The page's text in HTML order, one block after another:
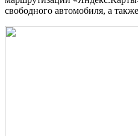
свободного автомобиля, а